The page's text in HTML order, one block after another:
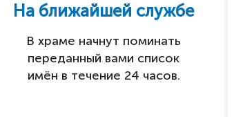
На ближайшей службе
В храме начнут поминать
переданный вами список
имён в течение 24 часов.